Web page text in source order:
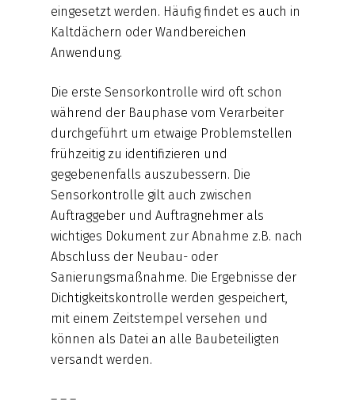
eingesetzt werden. Häufig findet es auch in
Kaltdächern oder Wandbereichen
Anwendung.
Die erste Sensorkontrolle wird oft schon
während der Bauphase vom Verarbeiter
durchgeführt um etwaige Problemstellen
frühzeitig zu identifizieren und
gegebenenfalls auszubessern. Die
Sensorkontrolle gilt auch zwischen
Auftraggeber und Auftragnehmer als
wichtiges Dokument zur Abnahme z.B. nach
Abschluss der Neubau- oder
Sanierungsmaßnahme. Die Ergebnisse der
Dichtigkeitskontrolle werden gespeichert,
mit einem Zeitstempel versehen und
können als Datei an alle Baubeteiligten
versandt werden.
– – –